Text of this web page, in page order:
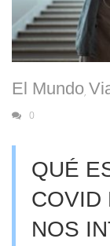
El Mundo,
0
QUÉ
COVID
NOS